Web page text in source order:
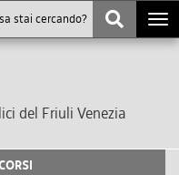
del Friuli Venezia